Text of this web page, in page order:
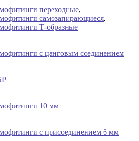
переходные,
самозапирающиеся,
Т-образные
с цанговым соединением
10 мм
с присоединением 6 мм